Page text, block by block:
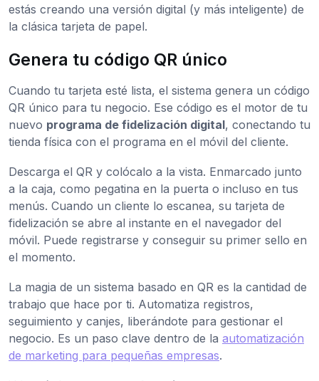
estás creando una versión digital (y más inteligente) de
la clásica tarjeta de papel.
Genera tu código QR único
Cuando tu tarjeta esté lista, el sistema genera un código
QR único para tu negocio. Ese código es el motor de tu
nuevo programa de fidelización digital, conectando tu
tienda física con el programa en el móvil del cliente.
Descarga el QR y colócalo a la vista. Enmarcado junto
a la caja, como pegatina en la puerta o incluso en tus
menús. Cuando un cliente lo escanea, su tarjeta de
fidelización se abre al instante en el navegador del
móvil. Puede registrarse y conseguir su primer sello en
el momento.
La magia de un sistema basado en QR es la cantidad de
trabajo que hace por ti. Automatiza registros,
seguimiento y canjes, liberándote para gestionar el
negocio. Es un paso clave dentro de la automatización
de marketing para pequeñas empresas.